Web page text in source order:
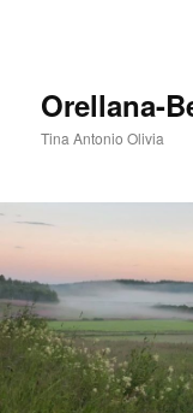
Orellana-
Tina Antonio Olivia